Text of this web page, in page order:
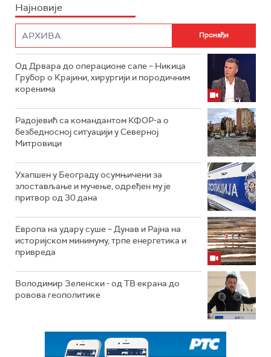
Најновије
Од Дрвара до операционе сале – Никица
Грубор о Крајини, хирургији и породичним
коренима
Радојевић са командантом КФОР-а о
безбедносној ситуацији у Северној
Митровици
Ухапшен у Београду осумњичени за
злостављање и мучење, одређен му је
притвор од 30 дана
Европа на удару суше – Дунав и Рајна на
историјском минимуму, трпе енергетика и
привреда
Володимир Зеленски - од ТВ екрана до
ровова геополитике